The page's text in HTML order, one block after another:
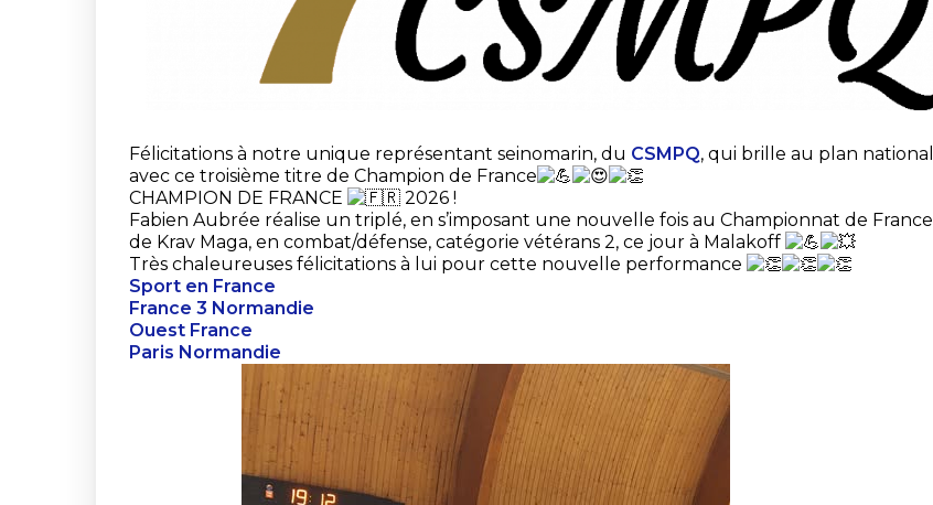
Félicitations à notre unique représentant seinomarin, du CSMPQ, qui brille au plan national
avec ce troisième titre de Champion de France
CHAMPION DE FRANCE
2026 !
Fabien Aubrée réalise un triplé, en s’imposant une nouvelle fois au Championnat de France
de Krav Maga, en combat/défense, catégorie vétérans 2, ce jour à Malakoff
Très chaleureuses félicitations à lui pour cette nouvelle performance
Sport en France
France 3 Normandie
Ouest France
Paris Normandie